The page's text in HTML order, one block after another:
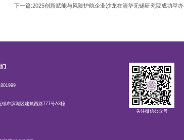
下一篇:2025创新赋能与风险护航企业沙龙在清华无锡研究院成功举办
锡市滨湖区建筑西路777号A3幢
关注微信公众号